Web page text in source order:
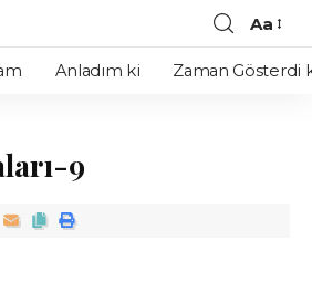
Aa
Anladım ki Zaman Gösterdi
9